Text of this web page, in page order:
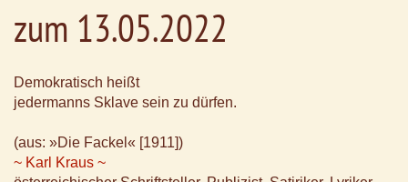
zum 13.05.2022
Demokratisch heißt
jedermanns Sklave sein zu dürfen.
(aus: »Die Fackel« [1911])
~ Karl Kraus ~